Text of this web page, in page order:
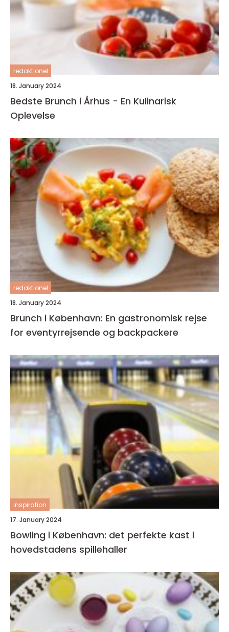
redaktionel
18. January 2024
Bedste Brunch i Århus - En Kulinarisk
Oplevelse
redaktionel
18. January 2024
Brunch i København: En gastronomisk rejse
for eventyrrejsende og backpackere
inspiration
17. January 2024
Bowling i København: det perfekte kast i
hovedstadens spillehaller